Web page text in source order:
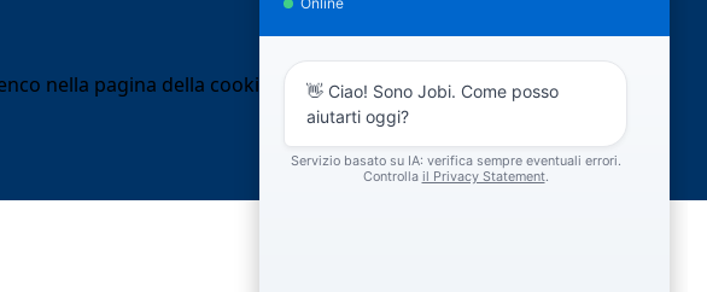
nella pagina della cookie policy.